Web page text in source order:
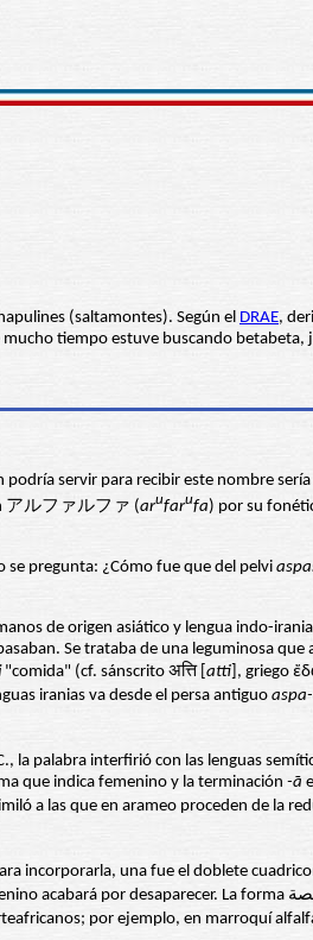
(saltamontes). Según el DRAE,
tiempo estuve buscando betabeta,
servir para recibir este nombre sería
アルファルファ (arufarufa) por su
pregunta: ¿Cómo fue que del pelvi
de origen asiático y lengua indo-
Se trataba de una leguminosa que
"comida" (cf. sánscrito अत्ति [ atti ], griego
iranias va desde el persa antiguo
palabra interfirió con las lenguas
que indica femenino y la terminación -ā
a las que en arameo proceden de la
por ejemplo, en marroquí